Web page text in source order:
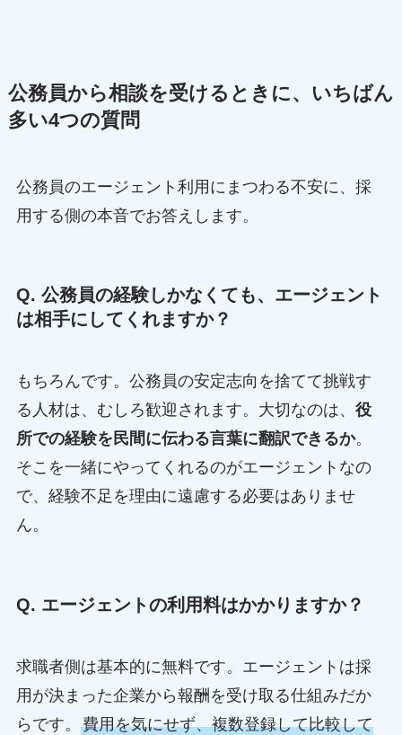
公務員から相談を受けるときに、いちばん
多い4つの質問
公務員のエージェント利用にまつわる不安に、採
用する側の本音でお答えします。
Q. 公務員の経験しかなくても、エージェント
は相手にしてくれますか？
もちろんです。公務員の安定志向を捨てて挑戦す
る人材は、むしろ歓迎されます。大切なのは、 役
所での経験を民間に伝わる言葉に翻訳できるか。
そこを一緒にやってくれるのがエージェントなの
で、経験不足を理由に遠慮する必要はありませ
ん。
Q. エージェントの利用料はかかりますか？
求職者側は基本的に無料です。エージェントは採
用が決まった企業から報酬を受け取る仕組みだか
らです。 費用を気にせず、複数登録して比較して